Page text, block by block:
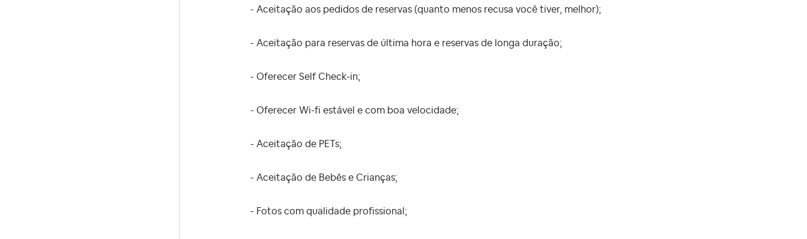
- Aceitação aos pedidos de reservas (quanto menos recusa você tiver, melhor);
- Aceitação para reservas de última hora e reservas de longa duração;
- Oferecer Self Check-in;
- Oferecer Wi-fi estável e com boa velocidade;
- Aceitação de PETs;
- Aceitação de Bebês e Crianças;
- Fotos com qualidade profissional;